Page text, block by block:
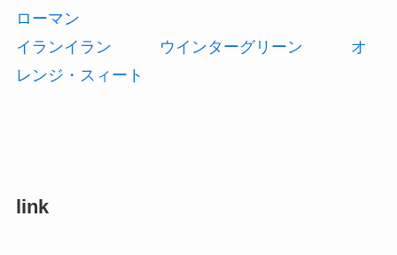
ローマン
イランイラン
ウインターグリーン
オ
レンジ・スィート
link